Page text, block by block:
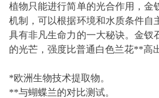
植物只能进行简单的光合作用，金
机制，可以根据环境和水质条件自
具有非凡生命力的一大秘诀。金钗
的光芒，强度比普通白色兰花**高出
*欧洲生物技术提取物。
**与蝴蝶兰的对比测试。